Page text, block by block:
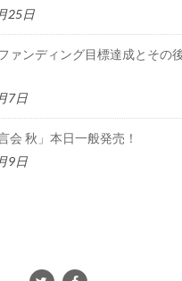
25日
ァンディング目標達成とその
7日
会 秋」本日一般発売！
9日